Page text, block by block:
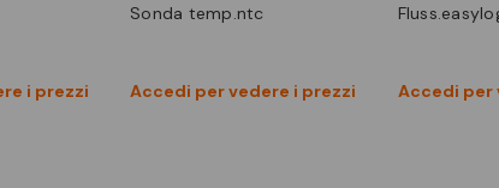
i prezzi
sonda temp.ntc
Accedi per vedere i prezzi
Confronta
Accedi per